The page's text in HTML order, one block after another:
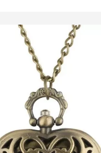
협찬시계 여성시계남성시계
입고예정회사소개 자주묻는질문